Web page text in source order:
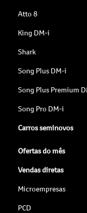
Atto 8
King DM-i
Shark
Song Plus DM-i
Song Plus Premium
Song Pro DM-i
Carros seminovos
Ofertas do mês
Vendas diretas
Microempresas
PCD